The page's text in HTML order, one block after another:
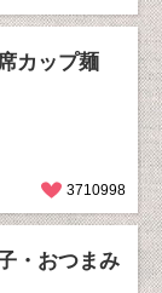
カップ麺
3710998
・おつまみ